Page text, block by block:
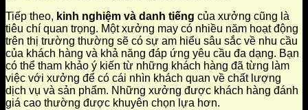
Tiếp theo, kinh nghiệm và danh tiếng của xưởng cũng là
tiêu chí quan trọng. Một xưởng may có nhiều năm hoạt động
trên thị trường thường sẽ có sự am hiểu sâu sắc về nhu cầu
của khách hàng và khả năng đáp ứng yêu cầu đa dạng. Bạn
có thể tham khảo ý kiến từ những khách hàng đã từng làm
việc với xưởng để có cái nhìn khách quan về chất lượng
dịch vụ và sản phẩm. Những xưởng được khách hàng đánh
giá cao thường được khuyên chọn lựa hơn.